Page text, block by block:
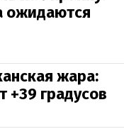
ожидаются
жара:
+39 градусов